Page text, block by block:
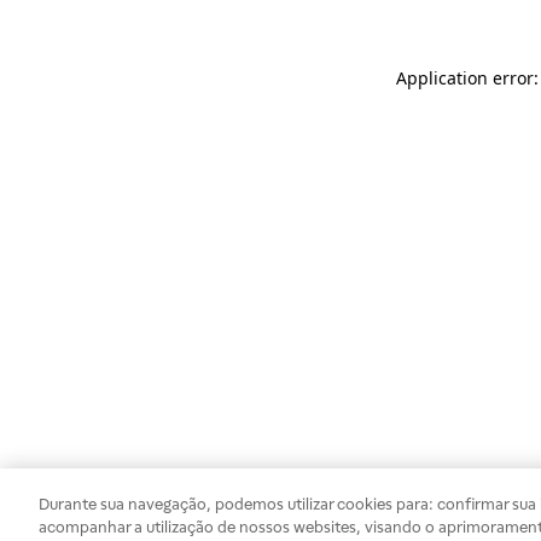
Application
Durante sua navegação, podemos utilizar cookies para: confirmar
acompanhar a utilização de nossos websites, visando o